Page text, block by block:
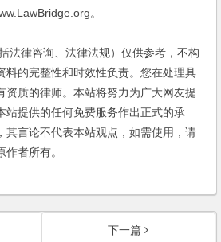
。
律咨询、法律法规）仅供参考，不构
料的完整性和时效性负责。您在处理具
资质的律师。本站将努力为广大网友提
站提供的任何免费服务作出正式的承
其言论不代表本站观点，如需使用，请
者所有。
下一篇